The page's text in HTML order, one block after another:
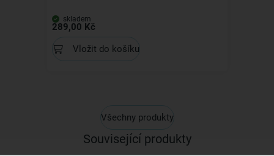
skladem
289,00 Kč
Vložit do košíku
Všechny produkty
Související produkty